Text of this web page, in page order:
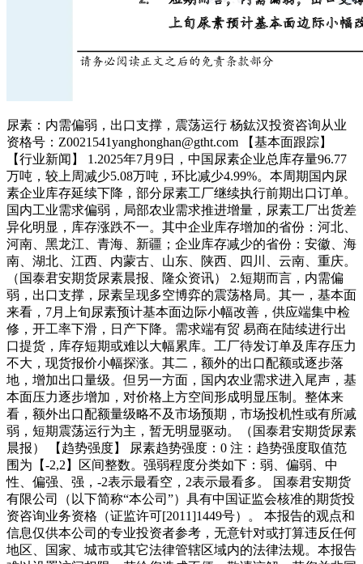
尿素：内需偏弱，出口支撑，震荡运行 杨鈜汉投资咨询从业
资格号：Z0021541yanghonghan@gtht.com 【基本面跟踪】
【行业新闻】 1.2025年7月9日，中国尿素企业总库存量96.77
万吨，较上周减少5.08万吨，环比减少4.99%。本周期国内尿
素企业库存延续下降，部分尿素工厂继续执行前期出口订单。
国内工业需求偏弱，局部农业需求推进增量，尿素工厂出货差
异化明显，库存涨跌不一。其中企业库存增加的省份：河北、
河南、黑龙江、青海、新疆；企业库存减少的省份：安徽、海
南、湖北、江西、内蒙古、山东、陕西、四川、云南、重庆。
（国泰君安期货尿素晨报、隆众资讯） 2.短期而言，内需偏
弱，出口支撑，尿素呈现多空博弈的震荡格局。其一，基本面
来看，7月上旬尿素预计基本面边际小幅改善，供应端集中检
修，开工率下滑，日产下降。需求端有贸 易商在陆续进行出
口提货，库存短期或难以大幅累库。工厂待发订单及库存压力
不大，现货报价小幅探涨。其二，额外的出口配额或逐步落
地，增加出口量级。但另一方面，国内农业需求进入尾声，基
本面压力逐步增加，对价格上方空间形成明显压制。整体来
看，额外出口配额量级略不及市场预期，市场投机性或有所减
弱，短期震荡运行为主，暂无明显驱动。（国泰君安期货尿素
晨报） 【趋势强度】 尿素趋势强度：0 注：趋势强度取值范
围为【-2,2】区间整数。强弱程度分类如下：弱、偏弱、中
性、偏强、强，-2表示最看空，2表示最看多。 国泰君安期货
有限公司（以下简称“本公司”）具有中国证监会核准的期货投
资咨询业务资格（证监许可[2011]1449号）。 本报告的观点和
信息仅供本公司的专业投资者参考，无意针对或打算违反任何
地区、国家、城市或其它法律管辖区域内的法律法规。本报告